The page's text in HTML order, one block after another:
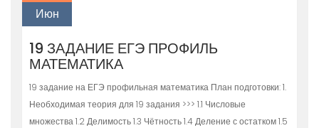
Июн
19 ЗАДАНИЕ ЕГЭ ПРОФИЛЬ
МАТЕМАТИКА
19 задание на ЕГЭ профильная математика План подготовки: 1.
Необходимая теория для 19 задания >>> 1.1 Числовые
множества 1.2 Делимость 1.3 Чётность 1.4 Деление с остатком 1.5